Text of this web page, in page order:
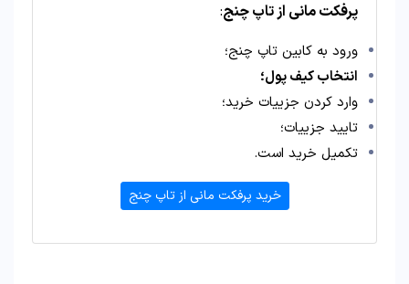
پرفکت مانی از تاپ چنج:
ورود به کابین تاپ چنج؛
انتخاب کیف پول؛
وارد کردن جزییات خرید؛
تایید جزییات؛
تکمیل خرید است.
خرید پرفکت مانی از تاپ چنج